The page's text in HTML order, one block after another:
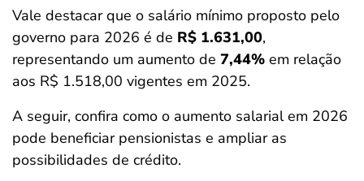
Vale destacar que o salário mínimo proposto pelo
governo para 2026 é de R$ 1.631,00,
representando um aumento de 7,44% em relação
aos R$ 1.518,00 vigentes em 2025.
A seguir, confira como o aumento salarial em 2026
pode beneficiar pensionistas e ampliar as
possibilidades de crédito.